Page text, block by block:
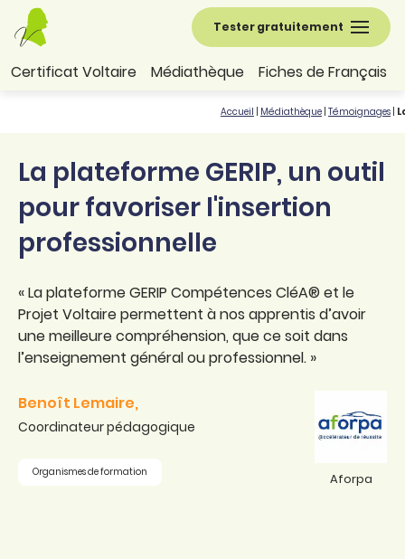
Tester gratuitement
Certificat Voltaire Médiathèque Fiches de Français
Accueil Médiathèque Témoignages
La plateforme GERIP, un outil
pour favoriser l'insertion
professionnelle
« La plateforme GERIP Compétences CléA® et le
Projet Voltaire permettent à nos apprentis d’avoir
une meilleure compréhension, que ce soit dans
l’enseignement général ou professionnel. »
Benoît Lemaire,
Coordinateur pédagogique
Organismes de formation Aforpa